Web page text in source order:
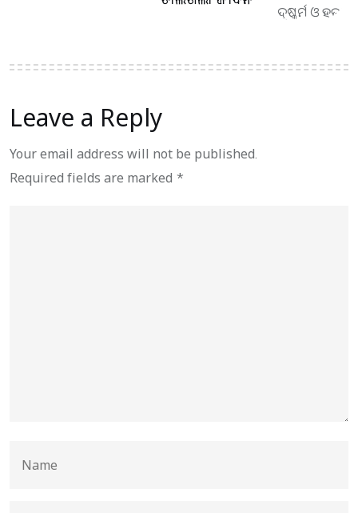
Leave a Reply
Your email address will not be published.
Required fields are marked *